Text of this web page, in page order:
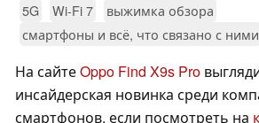
5G Wi-Fi 7
выжимка обзора
смартфоны и всё, что связано с ними
На сайтеOppo Find X9s Pro
инсайдерская новинка среди
смартфонов, если посмотреть на